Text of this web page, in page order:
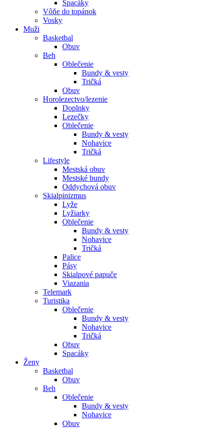
Spacáky
Vôňe do topánok
Vosky
Muži
Basketbal
Obuv
Beh
Oblečenie
Bundy & vesty
Tričká
Obuv
Horolezectvo/lezenie
Doplnky
Lezečky
Oblečenie
Bundy & vesty
Nohavice
Tričká
Lifestyle
Mestská obuv
Mestské bundy
Oddychová obuv
Skialpinizmus
Lyže
Lyžiarky
Oblečenie
Bundy & vesty
Nohavice
Tričká
Palice
Pásy
Skialpové papuče
Viazania
Telemark
Turistika
Oblečenie
Bundy & vesty
Nohavice
Tričká
Obuv
Spacáky
Ženy
Basketbal
Obuv
Beh
Oblečenie
Bundy & vesty
Nohavice
Obuv